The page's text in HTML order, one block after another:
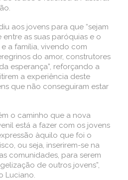
aos jovens para que “sejam
as suas paróquias e o
a família, vivendo com
do amor, construtores
esperança”, reforçando a
a experiência deste
que não conseguiram estar
o caminho que a nova
está a fazer com os jovens
àquilo que foi o
ou seja, inserirem-se na
comunidades, para serem
de outros jovens”,
Luciano.